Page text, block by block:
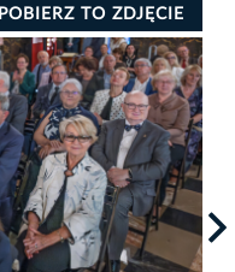
POBIERZ TO ZDJĘCIE